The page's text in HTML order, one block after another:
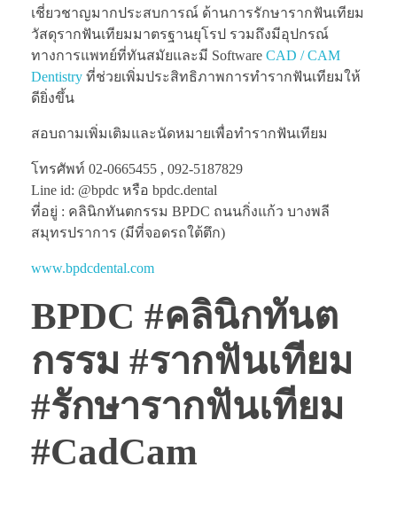
เชี่ยวชาญมากประสบการณ์ ด้านการรักษารากฟันเทียม
วัสดุรากฟันเทียมมาตรฐานยุโรป รวมถึงมีอุปกรณ์
ทางการแพทย์ที่ทันสมัยและมี Software CAD / CAM
Dentistry ที่ช่วยเพิ่มประสิทธิภาพการทำรากฟันเทียมให้
ดียิ่งขึ้น
สอบถามเพิ่มเติมและนัดหมายเพื่อทำรากฟันเทียม
โทรศัพท์ 02-0665455 , 092-5187829
Line id: @bpdc หรือ bpdc.dental
ที่อยู่ : คลินิกทันตกรรม BPDC ถนนกิ่งแก้ว บางพลี
สมุทรปราการ (มีที่จอดรถใต้ตึก)
www.bpdcdental.com
BPDC #คลินิกทันต
กรรม #รากฟันเทียม
#รักษารากฟันเทียม
#CadCam